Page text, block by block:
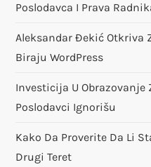
Poslodavca I Prava
Aleksandar Đekić Otkriva
Biraju WordPress
Investicija U Obrazovanje
Poslodavci Ignorišu
Kako Da Proverite Da Li
Drugi Teret